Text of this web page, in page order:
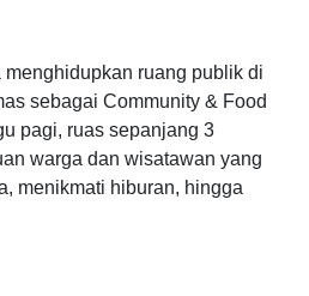
ruang publik di
sebagai Community & Food
pagi, ruas sepanjang 3
warga dan wisatawan yang
menikmati hiburan, hingga